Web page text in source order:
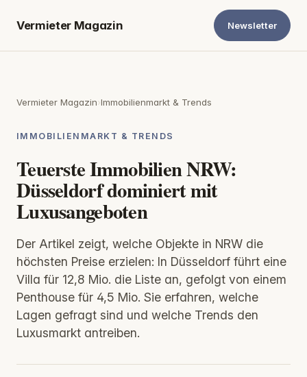
Vermieter Magazin Newsletter
Vermieter Magazin›Immobilienmarkt & Trends
IMMOBILIENMARKT & TRENDS
Teuerste Immobilien NRW:
Düsseldorf dominiert mit
Luxusangeboten
Der Artikel zeigt, welche Objekte in NRW die
höchsten Preise erzielen: In Düsseldorf führt eine
Villa für 12,8 Mio. die Liste an, gefolgt von einem
Penthouse für 4,5 Mio. Sie erfahren, welche
Lagen gefragt sind und welche Trends den
Luxusmarkt antreiben.